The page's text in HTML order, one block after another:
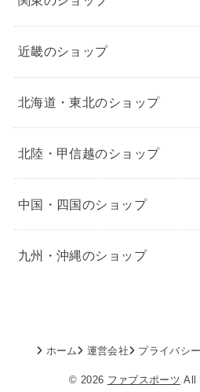
近畿のショップ
北海道・東北のショップ
北陸・甲信越のショップ
中国・四国のショップ
九州・沖縄のショップ
ホーム 運営会社 プライバシ
© 2026 ファブスポーツ All